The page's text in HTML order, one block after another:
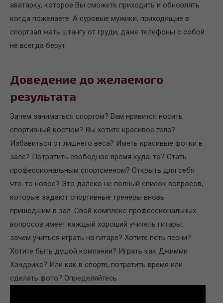
аватарку, которое Вы сможете приходить и обновлять
когда пожелаете. А суровые мужики, приходящие в
спортзал жать штангу от груди, даже телефоны с собой
не всегда берут.
Доведение до желаемого
результата
Зачем заниматься спортом? Вам нравится носить
спортивный костюм? Вы хотите красивое тело?
Избавиться от лишнего веса? Иметь красивые фотки в
зале? Потратить свободное время куда-то? Стать
профессиональным спортсменом? Открыть для себя
что-то новое? Это далеко не полный список вопросов,
которые задают спортивные тренеры вновь
пришедшим в зал. Свой комплекс профессиональных
вопросов имеет каждый хороший учитель гитары:
зачем учиться играть на гитаре? Хотите петь песни?
Хотите быть душой компании? Играть как Джимми
Хэндрикс? Или как в спорте, потратить время или
сделать фото? Определяйтесь.